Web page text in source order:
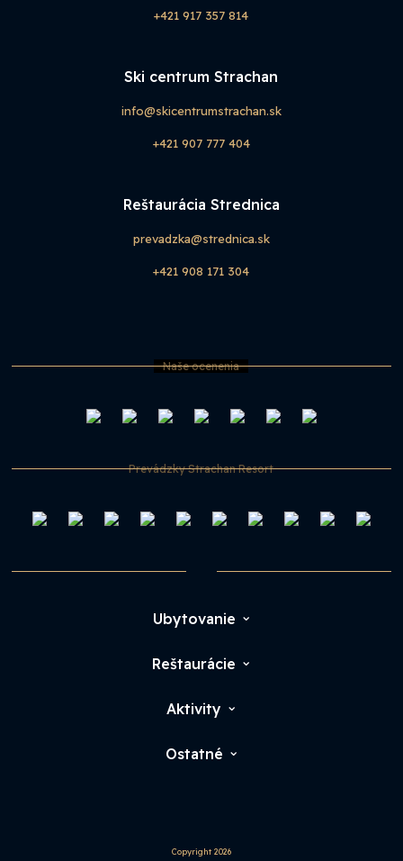
+421 917 357 814
Ski centrum Strachan
info@skicentrumstrachan.sk
+421 907 777 404
Reštaurácia Strednica
prevadzka@strednica.sk
+421 908 171 304
Naše ocenenia
Prevádzky Strachan Resort
Ubytovanie
Reštaurácie
Aktivity
Ostatné
Copyright 2026